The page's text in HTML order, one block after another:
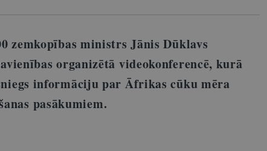
zemkopības ministrs Jānis Dūklavs
organizētā videokonferencē, kurā
informāciju par Āfrikas cūku mēra
pasākumiem.